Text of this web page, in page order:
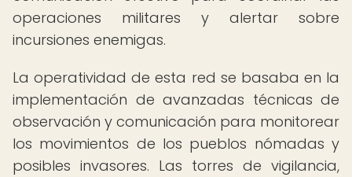
operaciones militares y alertar sobre
incursiones enemigas.
La operatividad de esta red se basaba en la
implementación de avanzadas técnicas de
observación y comunicación para monitorear
los movimientos de los pueblos nómadas y
posibles invasores. Las torres de vigilancia,